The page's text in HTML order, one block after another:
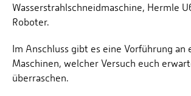
Wasserstrahlschneidmaschine, Hermle
Roboter.
Im Anschluss gibt es eine Vorführung an
Maschinen, welcher Versuch euch
überraschen.